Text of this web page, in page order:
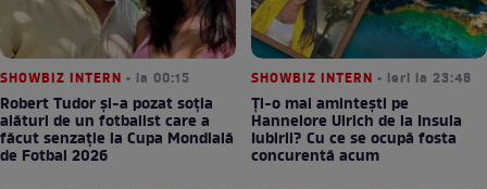
SHOWBIZ INTERN • la 00:15
Robert Tudor și-a pozat soția
alături de un fotbalist care a
făcut senzație la Cupa Mondială
de Fotbal 2026
SHOWBIZ INTERN • ieri la 23:48
Ți-o mai amintești pe
Hannelore Ulrich de la Insula
Iubirii? Cu ce se ocupă fosta
concurentă acum